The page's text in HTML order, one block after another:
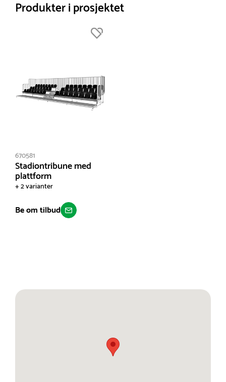
Produkter i prosjektet
670581
Stadiontribune med
plattform
+ 2 varianter
Be om tilbud